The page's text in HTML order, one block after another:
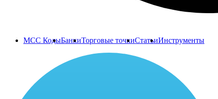
MCC КодыБанкиТорговые точкиСтатьиИнструменты